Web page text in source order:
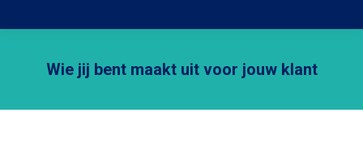
Wie jij bent maakt uit voor jouw klant